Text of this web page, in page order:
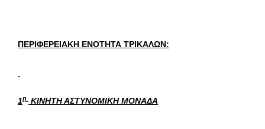
ΠΕΡΙΦΕΡΕΙΑΚΗ ΕΝΟΤΗΤΑ ΤΡΙΚΑΛΩΝ:
1η ΚΙΝΗΤΗ ΑΣΤΥΝΟΜΙΚΗ ΜΟΝΑΔΑ